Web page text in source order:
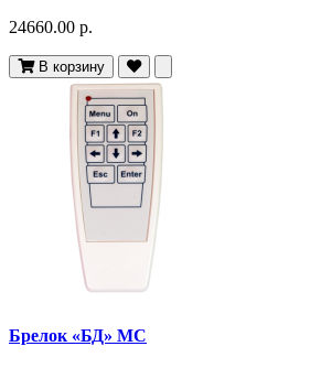
24660.00 р.
В корзину
Брелок «БД» МС